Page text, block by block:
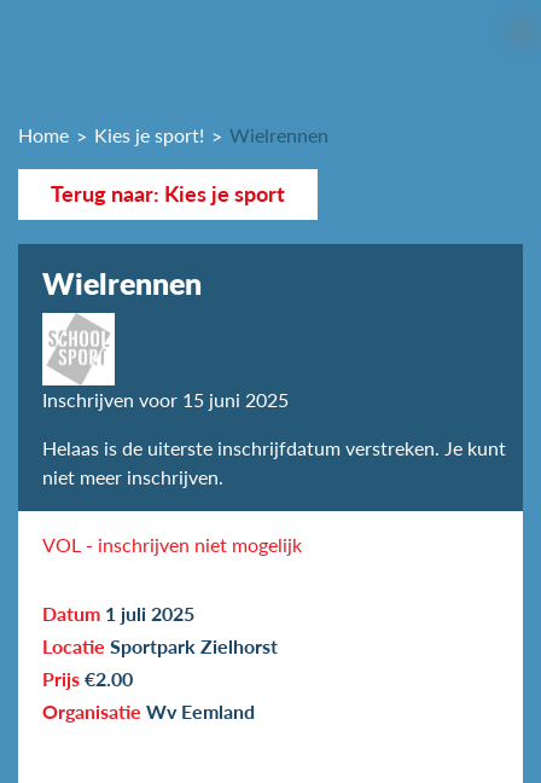
Home Kies je sport! Wielrennen
Terug naar: Kies je sport
Wielrennen
Inschrijven voor 15 juni 2025
Helaas is de uiterste inschrijfdatum verstreken. Je kunt
niet meer inschrijven.
VOL - inschrijven niet mogelijk
Datum 1 juli 2025
Locatie Sportpark Zielhorst
Prijs €2.00
Organisatie Wv Eemland